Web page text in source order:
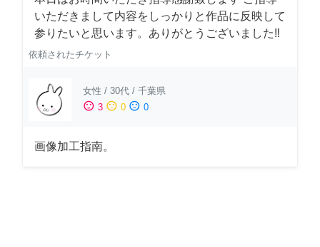
いただきまして内容をしっかりと作品に反映して
参りたいと思います。ありがとうございました‼️
依頼されたチケット
女性 / 30代 / 千葉県
sentiment_satisfied 3 sentiment_neutral 0 sentiment_dissatisfied 0
画像加工指南。